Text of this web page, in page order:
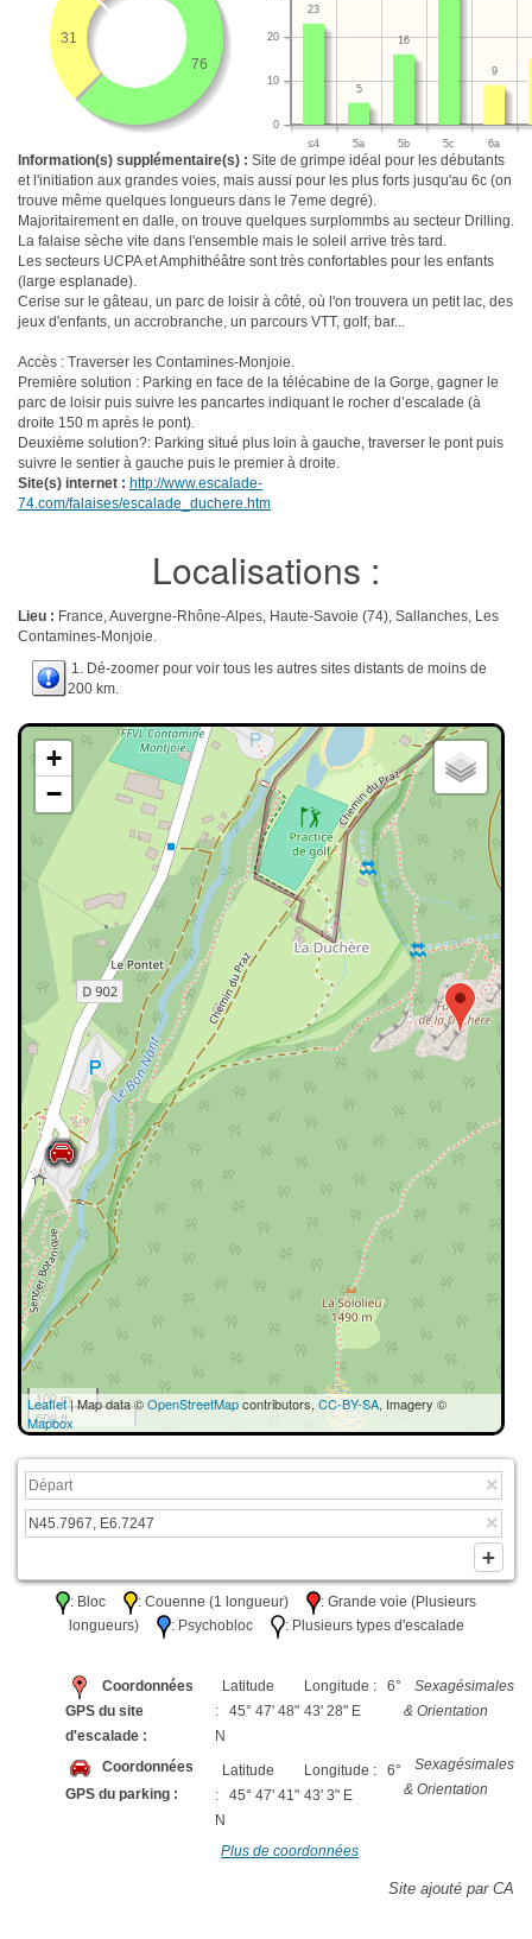
76
31
≤4 5a 5b 5c 6a
0
10
20
9
16
5
23
Information(s) supplémentaire(s) : Site de grimpe idéal pour les débutants
et l'initiation aux grandes voies, mais aussi pour les plus forts jusqu'au 6c (on
trouve même quelques longueurs dans le 7eme degré).
Majoritairement en dalle, on trouve quelques surplommbs au secteur Drilling.
La falaise sèche vite dans l'ensemble mais le soleil arrive très tard.
Les secteurs UCPA et Amphithéâtre sont très confortables pour les enfants
(large esplanade).
Cerise sur le gâteau, un parc de loisir à côté, où l'on trouvera un petit lac, des
jeux d'enfants, un accrobranche, un parcours VTT, golf, bar...
Accès : Traverser les Contamines-Monjoie.
Première solution : Parking en face de la télécabine de la Gorge, gagner le
parc de loisir puis suivre les pancartes indiquant le rocher d’escalade (à
droite 150 m après le pont).
Deuxième solution?: Parking situé plus loin à gauche, traverser le pont puis
suivre le sentier à gauche puis le premier à droite.
Site(s) internet : http://www.escalade-
74.com/falaises/escalade_duchere.htm
Localisations :
Lieu : France, Auvergne-Rhône-Alpes, Haute-Savoie (74), Sallanches, Les
Contamines-Monjoie.
1. Dé-zoomer pour voir tous les autres sites distants de moins de
200 km.
+
−
100 m
500 ft
Leaflet| Map data ©OpenStreetMapcontributors, CC-BY-SA, Imagery ©
Mapbox
: Bloc : Couenne (1 longueur)
: Grande voie (Plusieurs
longueurs)
: Psychobloc : Plusieurs types d'escalade
Coordonnées
GPS du site
d'escalade :
Latitude
: 45° 47' 48"
N
Longitude : 6°
43' 28" E
Sexagésimales
& Orientation
Coordonnées
GPS du parking :
Latitude
: 45° 47' 41"
N
Longitude : 6°
43' 3" E
Sexagésimales
& Orientation
Plus de coordonnées
Site ajouté par CA